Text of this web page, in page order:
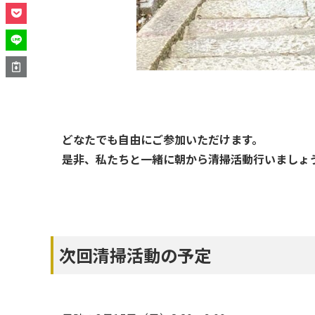
どなたでも自由にご参加いただけます。
是非、私たちと一緒に朝から清掃活動行いましょ
次回清掃活動の予定